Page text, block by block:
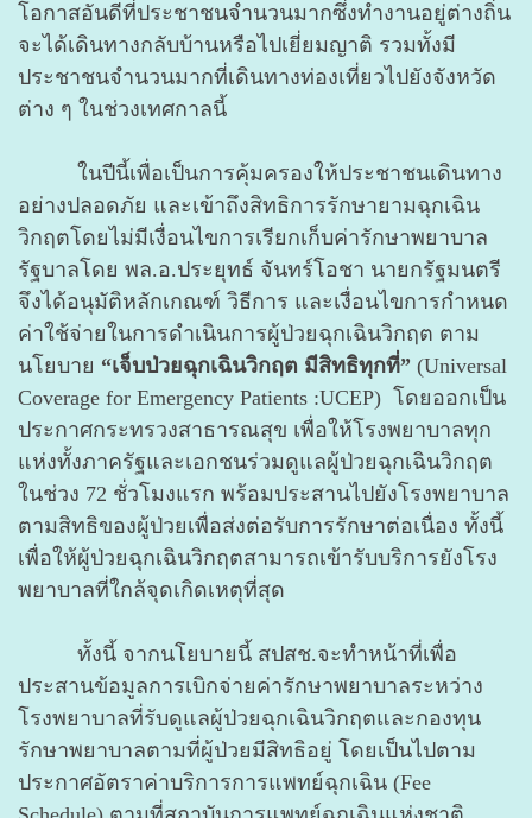
โอกาสอันดีที่ประชาชนจำนวนมากซึ่งทำงานอยู่ต่างถิ่น
จะได้เดินทางกลับบ้านหรือไปเยี่ยมญาติ รวมทั้งมี
ประชาชนจำนวนมากที่เดินทางท่องเที่ยวไปยังจังหวัด
ต่าง ๆ ในช่วงเทศกาลนี้
ในปีนี้เพื่อเป็นการคุ้มครองให้ประชาชนเดินทาง
อย่างปลอดภัย และเข้าถึงสิทธิการรักษายามฉุกเฉิน
วิกฤตโดยไม่มีเงื่อนไขการเรียกเก็บค่ารักษาพยาบาล
รัฐบาลโดย พล.อ.ประยุทธ์ จันทร์โอชา นายกรัฐมนตรี
จึงได้อนุมัติหลักเกณฑ์ วิธีการ และเงื่อนไขการกำหนด
ค่าใช้จ่ายในการดำเนินการผู้ป่วยฉุกเฉินวิกฤต ตาม
นโยบาย “เจ็บป่วยฉุกเฉินวิกฤต มีสิทธิทุกที่” (Universal
Coverage for Emergency Patients :UCEP) โดยออกเป็น
ประกาศกระทรวงสาธารณสุข เพื่อให้โรงพยาบาลทุก
แห่งทั้งภาครัฐและเอกชนร่วมดูแลผู้ป่วยฉุกเฉินวิกฤต
ในช่วง 72 ชั่วโมงแรก พร้อมประสานไปยังโรงพยาบาล
ตามสิทธิของผู้ป่วยเพื่อส่งต่อรับการรักษาต่อเนื่อง ทั้งนี้
เพื่อให้ผู้ป่วยฉุกเฉินวิกฤตสามารถเข้ารับบริการยังโรง
พยาบาลที่ใกล้จุดเกิดเหตุที่สุด
ทั้งนี้ จากนโยบายนี้ สปสช.จะทำหน้าที่เพื่อ
ประสานข้อมูลการเบิกจ่ายค่ารักษาพยาบาลระหว่าง
โรงพยาบาลที่รับดูแลผู้ป่วยฉุกเฉินวิกฤตและกองทุน
รักษาพยาบาลตามที่ผู้ป่วยมีสิทธิอยู่ โดยเป็นไปตาม
ประกาศอัตราค่าบริการการแพทย์ฉุกเฉิน (Fee